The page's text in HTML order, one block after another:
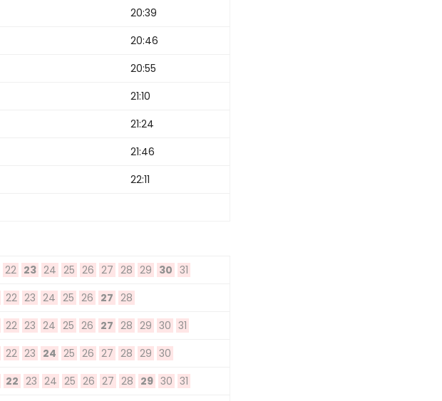
20:39
20:46
20:55
21:10
21:24
21:46
22:11
22 23 24 25 26 27 28 29 30 31
22 23 24 25 26 27 28
22 23 24 25 26 27 28 29 30 31
22 23 24 25 26 27 28 29 30
22 23 24 25 26 27 28 29 30 31